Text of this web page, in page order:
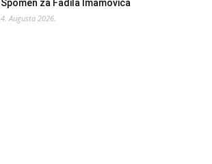
Spomen za Fadila Imamovića
4. Augusta 2026.